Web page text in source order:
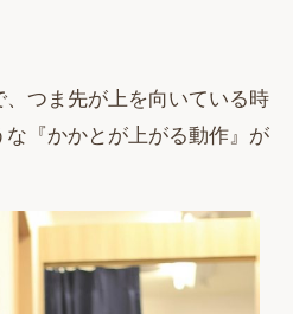
つま先が上を向いている時
『かかとが上がる動作』が